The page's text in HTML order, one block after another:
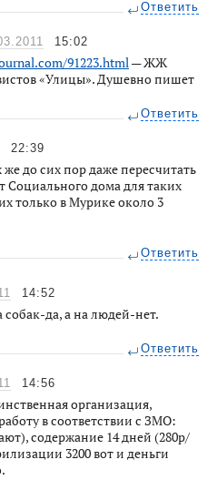
Ответить
15:02
91223.html— ЖЖ
«Улицы». Душевно пишет
Ответить
22:39
до сих пор даже пересчитать
Социального дома для таких
только в Мурике около 3
Ответить
14:52
да, а на людей-нет.
Ответить
14:56
организация,
в соответствии с ЗМО:
содержание 14 дней (280р/
3200 вот и деньги